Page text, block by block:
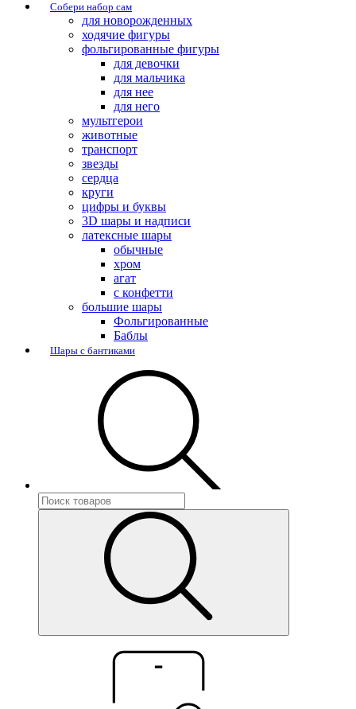
Собери набор сам
для новорожденных
ходячие фигуры
фольгированные фигуры
для девочки
для мальчика
для нее
для него
мультгерои
животные
транспорт
звезды
сердца
круги
цифры и буквы
3D шары и надписи
латексные шары
обычные
хром
агат
с конфетти
большие шары
Фольгированные
Баблы
Шары с бантиками